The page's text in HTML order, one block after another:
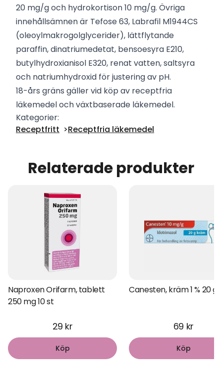
20 mg/g och hydrokortison 10 mg/g. Övriga
innehållsämnen är Tefose 63, Labrafil M1944CS
(oleoylmakrogolglycerider), lättflytande
paraffin, dinatriumedetat, bensoesyra E210,
butylhydroxianisol E320, renat vatten, saltsyra
och natriumhydroxid för justering av pH.
18-års gräns gäller vid köp av receptfria
läkemedel och växtbaserade läkemedel.
Kategorier:
Receptfritt
Receptfria läkemedel
Relaterade produkter
Naproxen Orifarm, tablett
250 mg 10 st
29 kr
Köp
Canesten, kräm 1 % 20 g
69 kr
Köp